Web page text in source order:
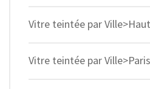
Vitre teintée par
Vitre teintée par Ville>Paris